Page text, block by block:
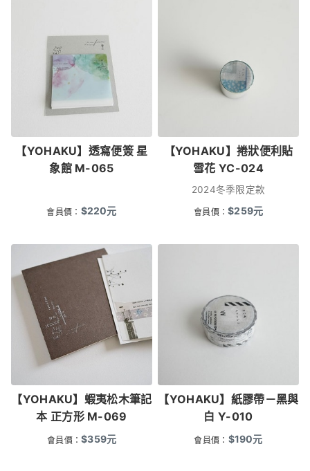
【YOHAKU】透寫便簽 星
象館 M-065
會員價： $220元
【YOHAKU】捲狀便利貼
雪花 YC-024
2024冬季限定款
會員價：$259元
【YOHAKU】蝦夷松木筆記
本 正方形 M-069
會員價：$359元
【YOHAKU】紙膠帶－黑與
白 Y-010
會員價： $190元